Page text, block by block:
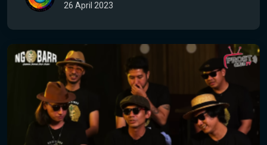
26 April 2023